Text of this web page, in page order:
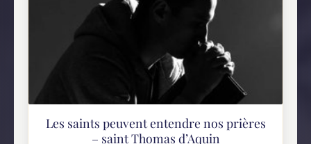
Les saints peuvent entendre nos prières
– saint Thomas d’Aquin